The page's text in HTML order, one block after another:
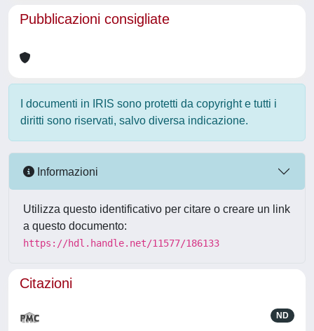
Pubblicazioni consigliate
I documenti in IRIS sono protetti da copyright e tutti i
diritti sono riservati, salvo diversa indicazione.
Informazioni
Utilizza questo identificativo per citare o creare un link
a questo documento:
https://hdl.handle.net/11577/186133
Citazioni
ND